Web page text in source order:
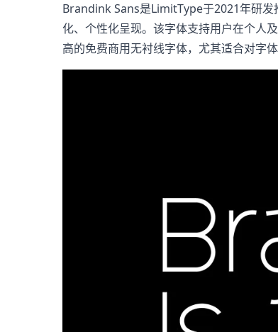
Brandink Sans是LimitType于2021年研发
化、个性化呈现。该字体支持用户在个人
高的免费商用无衬线字体，尤其适合对字